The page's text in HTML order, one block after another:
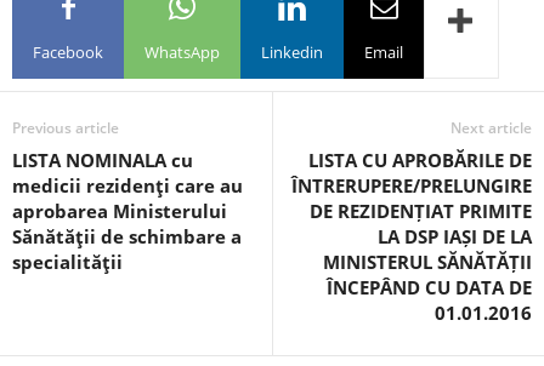
Facebook WhatsApp Linkedin Email
Previous article
LISTA NOMINALA cu
medicii rezidenţi care au
aprobarea Ministerului
Sănătăţii de schimbare a
specialităţii
Next article
LISTA CU APROBĂRILE DE
ÎNTRERUPERE/PRELUNGIRE
DE REZIDENȚIAT PRIMITE
LA DSP IAȘI DE LA
MINISTERUL SĂNĂTĂȚII
ÎNCEPÂND CU DATA DE
01.01.2016